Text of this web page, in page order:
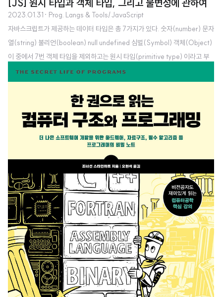
[JS] 원시 타입과 객체 타입, 그리고 불변성에 관하여
2023.01.31 · Prog. Langs & Tools/JavaScript
자바스크립트가 제공하는 데이터 타입은 총 7가지가 있다. 숫자(number) 문자
열(string) 불리언(boolean) null undefined 심벌(Symbol) 객체(Object)
이 중에서 7번 객체 타입을 제외하고는 원시 타입(primitive type) 이라고 부
르며 객체 타입은 영어로 reference type 이라고 부르기도 한다. 데이터 타입
을 이렇게 구분하는 이유는 원시 타입과 객체 타입이 근본적으로 다른 점이 있
기 때문이다. 크게 3가지 정도 생각해 볼 수 있다. 원시 타입은 변경이 불가능한
(immutable) 값이다. 반면에 객체(참조) 타입은 변경 가능한(mutable) 값이
다. 원시 값을 변수에 할당하면 변수(확보된 메모리 공간)에는 실제 값이 저장
된다. 반면에 객체를 변수에..